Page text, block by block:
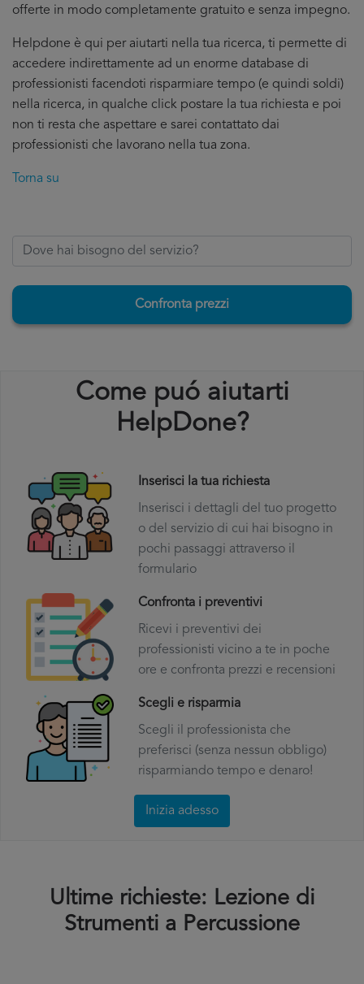
offerte in modo completamente gratuito e senza impegno.
Helpdone è qui per aiutarti nella tua ricerca, ti permette di
accedere indirettamente ad un enorme database di
professionisti facendoti risparmiare tempo (e quindi soldi)
nella ricerca, in qualche click postare la tua richiesta e poi
non ti resta che aspettare e sarei contattato dai
professionisti che lavorano nella tua zona.
Torna su
Confronta prezzi
Come puó aiutarti
HelpDone?
Inserisci la tua richiesta
Inserisci i dettagli del tuo progetto
o del servizio di cui hai bisogno in
pochi passaggi attraverso il
formulario
Confronta i preventivi
Ricevi i preventivi dei
professionisti vicino a te in poche
ore e confronta prezzi e recensioni
Scegli e risparmia
Scegli il professionista che
preferisci (senza nessun obbligo)
risparmiando tempo e denaro!
Inizia adesso
Ultime richieste: Lezione di
Strumenti a Percussione